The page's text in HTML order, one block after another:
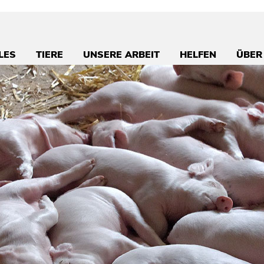
TIERE UNSERE ARBEIT HELFEN